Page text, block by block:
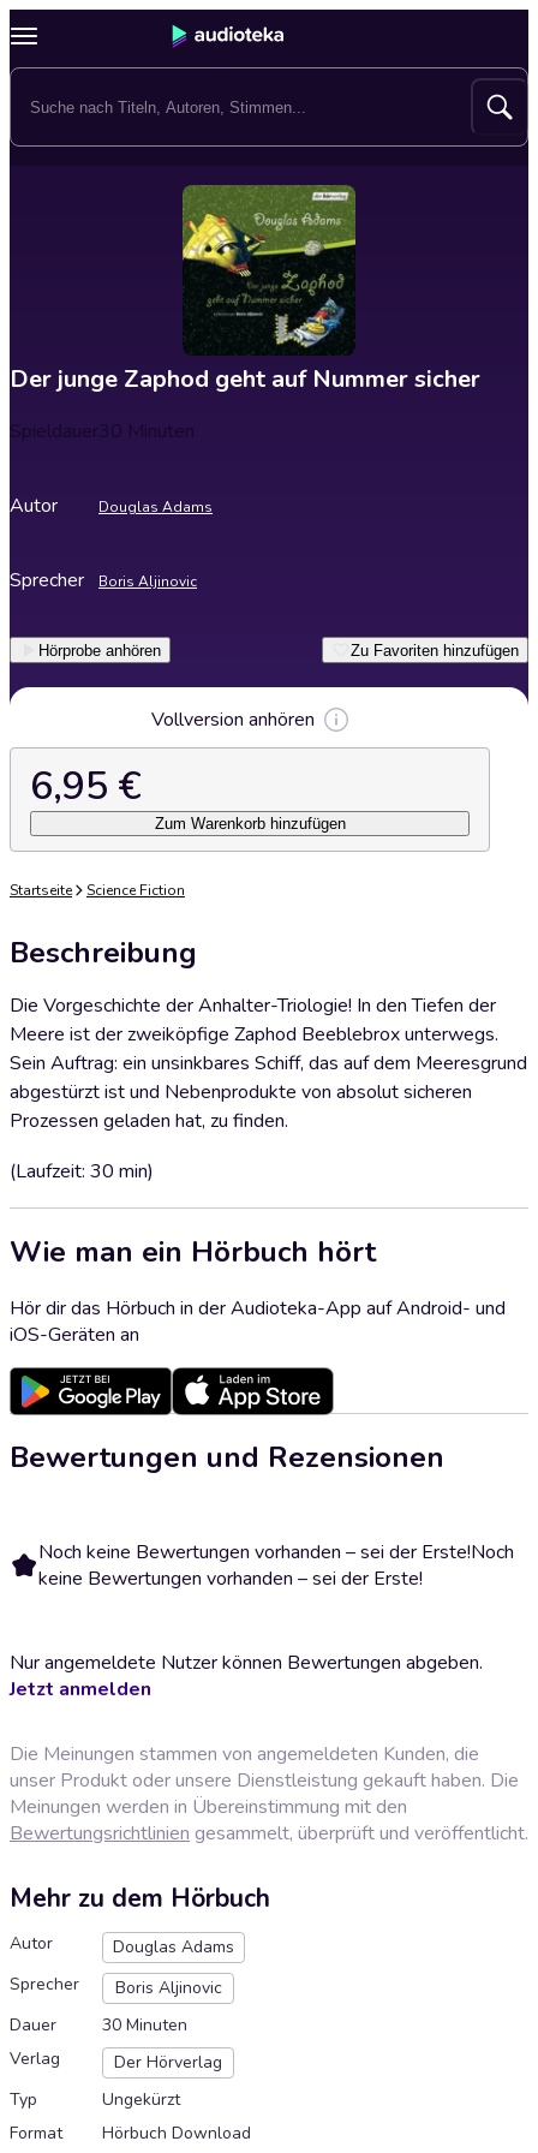
Der junge Zaphod geht auf Nummer sicher
Spieldauer30 Minuten
Autor Douglas Adams
Sprecher Boris Aljinovic
Hörprobe anhören Zu Favoriten hinzufügen
Vollversion anhören
6,95 €
Zum Warenkorb hinzufügen
Startseite Science Fiction
Beschreibung
Die Vorgeschichte der Anhalter-Triologie! In den Tiefen der
Meere ist der zweiköpfige Zaphod Beeblebrox unterwegs.
Sein Auftrag: ein unsinkbares Schiff, das auf dem Meeresgrund
abgestürzt ist und Nebenprodukte von absolut sicheren
Prozessen geladen hat, zu finden.
(Laufzeit: 30 min)
Wie man ein Hörbuch hört
Hör dir das Hörbuch in der Audioteka-App auf Android- und
iOS-Geräten an
Bewertungen und Rezensionen
Noch keine Bewertungen vorhanden – sei der Erste!Noch
keine Bewertungen vorhanden – sei der Erste!
Nur angemeldete Nutzer können Bewertungen abgeben.
Jetzt anmelden
Die Meinungen stammen von angemeldeten Kunden, die
unser Produkt oder unsere Dienstleistung gekauft haben. Die
Meinungen werden in Übereinstimmung mit den
Bewertungsrichtlinien gesammelt, überprüft und veröffentlicht.
Mehr zu dem Hörbuch
Autor
Douglas Adams
Sprecher
Boris Aljinovic
Dauer
30 Minuten
Verlag
Der Hörverlag
Typ
Ungekürzt
Format
Hörbuch Download